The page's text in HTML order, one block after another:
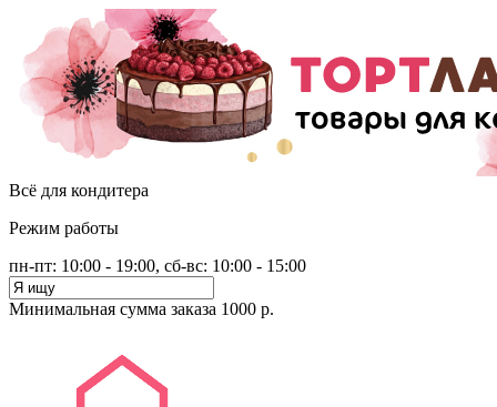
Всё для кондитера
Режим работы
пн-пт: 10:00 - 19:00, сб-вс: 10:00 - 15:00
Минимальная сумма заказа 1000 р.